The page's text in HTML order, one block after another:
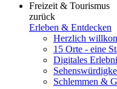
Freizeit & Tourismus
zurück
Erleben & Entdecken
Herzlich
15 Orte - eine
Digitales
Schlemmen &